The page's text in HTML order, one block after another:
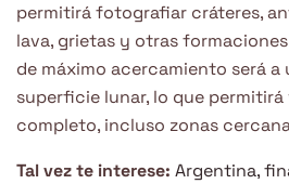
permitirá fotografiar cráteres,
lava, grietas y otras
de máximo acercamiento será a
superficie lunar, lo que
completo, incluso zonas
Tal vez te interese: Argentina,